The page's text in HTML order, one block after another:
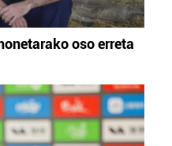
oso erreta